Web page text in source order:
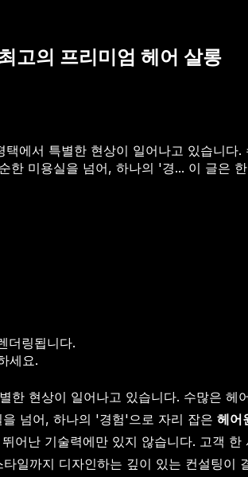
고의 프리미엄 헤어 살롱
에서 특별한 현상이 일어나고 있습니
한 미용실을 넘어, 하나의 '경... 이 글은
더링됩니다.
세요.
현상이 일어나고 있습니다. 수많은
넘어, 하나의 '경험'으로 자리 잡은 헤어
난 기술력에만 있지 않습니다. 고객
일까지 디자인하는 깊이 있는 컨설팅